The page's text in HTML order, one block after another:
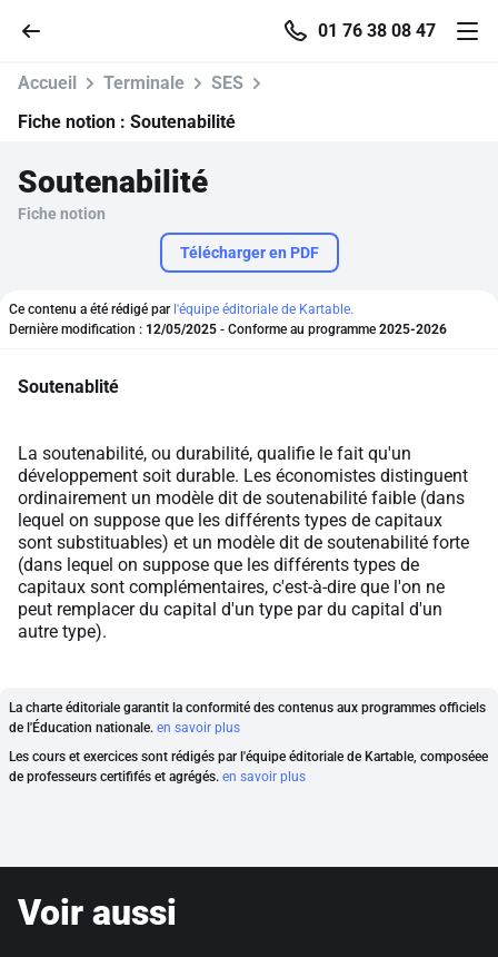
01 76 38 08 47
Accueil
Recherche
Pour profiter de 10 contenus offerts.
Accueil Terminale
SES
Fiche notion : Soutenabilité
Soutenabilité
Fiche notion
Télécharger en PDF
Ce contenu a été rédigé par l'équipe éditoriale de Kartable.
Dernière modification : 12/05/2025 - Conforme au programme 2025-2026
Soutenablité
La soutenabilité, ou durabilité, qualifie le fait qu'un
développement soit durable. Les économistes distinguent
ordinairement un modèle dit de soutenabilité faible (dans
lequel on suppose que les différents types de capitaux
sont substituables) et un modèle dit de soutenabilité forte
(dans lequel on suppose que les différents types de
capitaux sont complémentaires, c'est-à-dire que l'on ne
peut remplacer du capital d'un type par du capital d'un
autre type).
La charte éditoriale garantit la conformité des contenus aux programmes officiels
de l'Éducation nationale. en savoir plus
Les cours et exercices sont rédigés par l'équipe éditoriale de Kartable, composéee
de professeurs certififés et agrégés. en savoir plus
Voir aussi